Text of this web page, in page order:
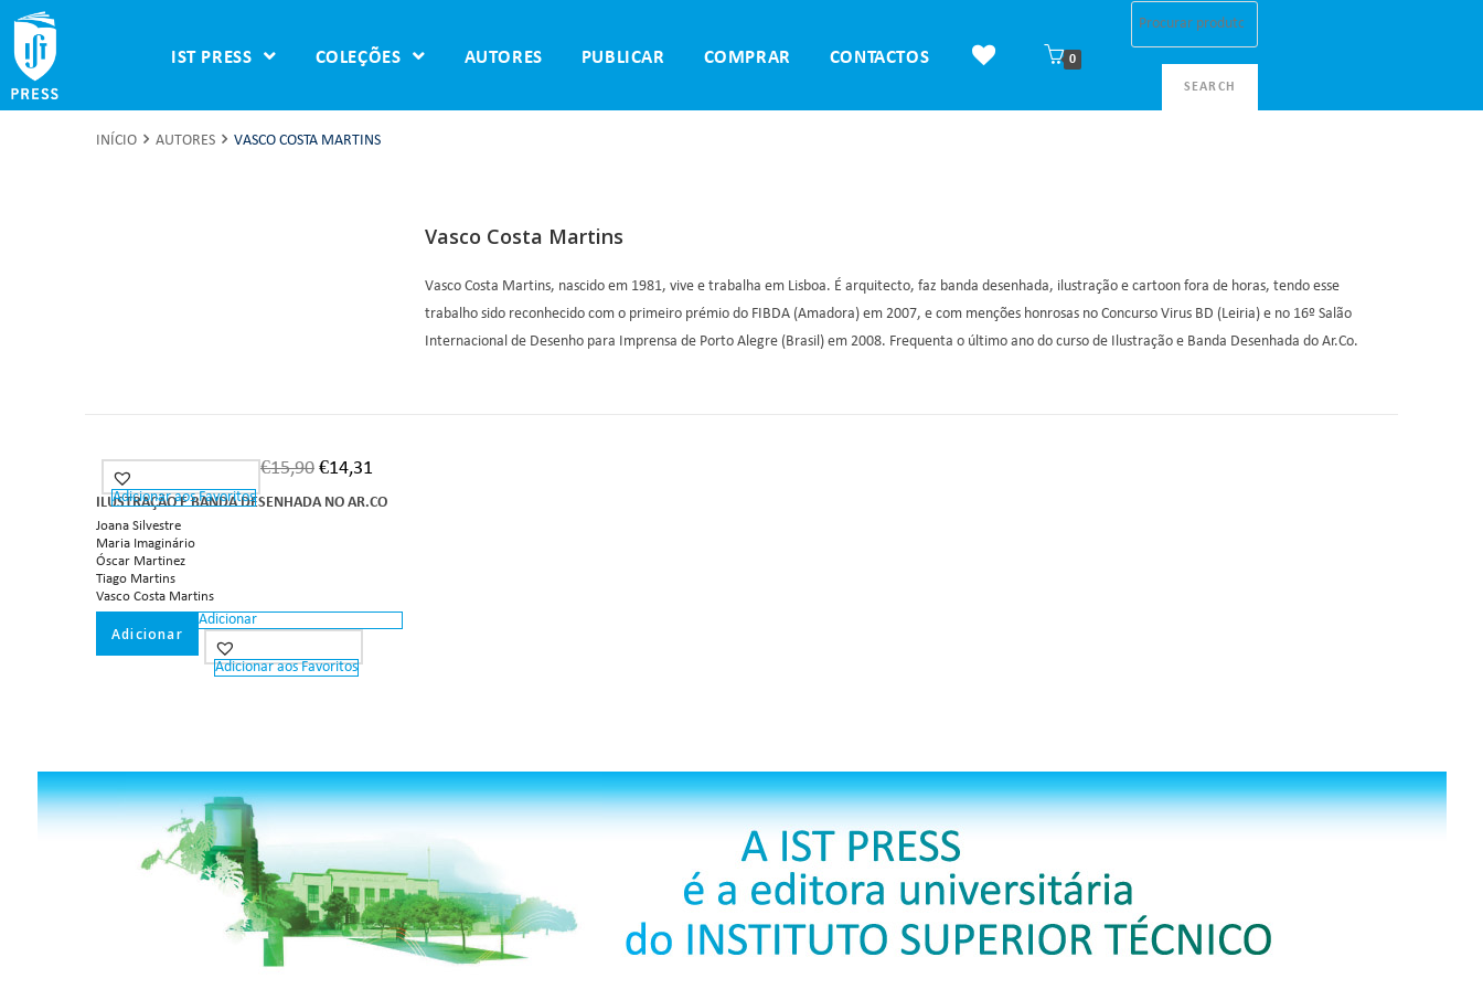
IST PRESS COLEÇÕES AUTORES PUBLICAR COMPRAR CONTACTOS 0
SEARCH
INÍCIO AUTORES VASCO COSTA MARTINS
Vasco Costa Martins
Vasco Costa Martins, nascido em 1981, vive e trabalha em Lisboa. É arquitecto, faz banda desenhada, ilustração e cartoon fora de horas, tendo esse
trabalho sido reconhecido com o primeiro prémio do FIBDA (Amadora) em 2007, e com menções honrosas no Concurso Virus BD (Leiria) e no 16º Salão
Internacional de Desenho para Imprensa de Porto Alegre (Brasil) em 2008. Frequenta o último ano do curso de Ilustração e Banda Desenhada do Ar.Co.
Adicionar aos Favoritos
€15,90 €14,31
ILUSTRAÇÃO E BANDA DESENHADA NO AR.CO
Joana Silvestre
Maria Imaginário
Óscar Martinez
Tiago Martins
Vasco Costa Martins
Adicionar
Adicionar
Adicionar aos Favoritos